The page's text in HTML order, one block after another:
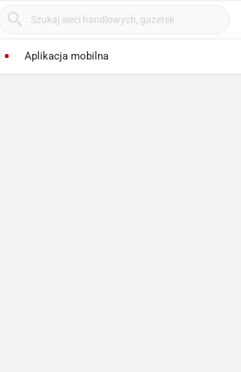
Aplikacja mobilna